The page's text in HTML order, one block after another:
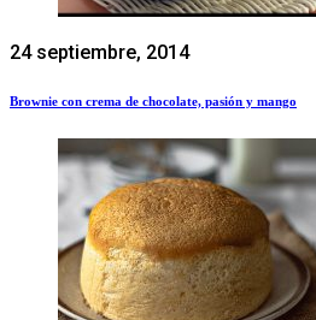
24 septiembre, 2014
Brownie con crema de chocolate, pasión y mango